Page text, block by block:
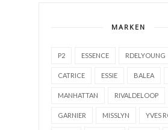
MARKEN
P2 ESSENCE RDELYOUNG
CATRICE ESSIE BALEA
MANHATTAN RIVALDELOOP
GARNIER MISSLYN YVES